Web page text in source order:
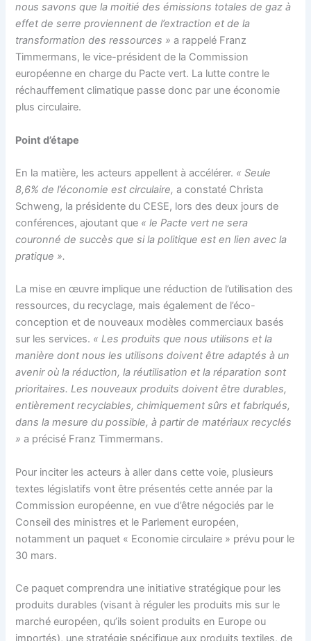
nous savons que la moitié des émissions totales de gaz à
effet de serre proviennent de l’extraction et de la
transformation des ressources » a rappelé Franz
Timmermans, le vice-président de la Commission
européenne en charge du Pacte vert. La lutte contre le
réchauffement climatique passe donc par une économie
plus circulaire.
Point d’étape
En la matière, les acteurs appellent à accélérer. « Seule
8,6% de l’économie est circulaire, a constaté Christa
Schweng, la présidente du CESE, lors des deux jours de
conférences, ajoutant que «le Pacte vert ne sera
couronné de succès que si la politique est en lien avec la
pratique ».
La mise en œuvre implique une réduction de l’utilisation des
ressources, du recyclage, mais également de l’éco-
conception et de nouveaux modèles commerciaux basés
sur les services. « Les produits que nous utilisons et la
manière dont nous les utilisons doivent être adaptés à un
avenir où la réduction, la réutilisation et la réparation sont
prioritaires. Les nouveaux produits doivent être durables,
entièrement recyclables, chimiquement sûrs et fabriqués,
dans la mesure du possible, à partir de matériaux recyclés
» a précisé Franz Timmermans.
Pour inciter les acteurs à aller dans cette voie, plusieurs
textes législatifs vont être présentés cette année par la
Commission européenne, en vue d’être négociés par le
Conseil des ministres et le Parlement européen,
notamment un paquet « Economie circulaire » prévu pour le
30 mars.
Ce paquet comprendra une initiative stratégique pour les
produits durables (visant à réguler les produits mis sur le
marché européen, qu’ils soient produits en Europe ou
importés), une stratégie spécifique aux produits textiles, de